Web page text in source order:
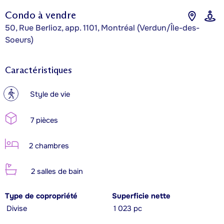
Condo à vendre
50, Rue Berlioz, app. 1101, Montréal (Verdun/Île-des-
Soeurs)
Caractéristiques
? Style de vie
7 pièces
2 chambres
2 salles de bain
Type de copropriété
Divise
Superficie nette
1 023 pc